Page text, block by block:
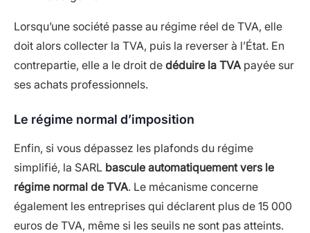
Lorsqu’une société passe au régime réel de TVA, elle
doit alors collecter la TVA, puis la reverser à l’État. En
contrepartie, elle a le droit de déduire la TVA payée sur
ses achats professionnels.
Le régime normal d’imposition
Enfin, si vous dépassez les plafonds du régime
simplifié, la SARL bascule automatiquement vers le
régime normal de TVA. Le mécanisme concerne
également les entreprises qui déclarent plus de 15 000
euros de TVA, même si les seuils ne sont pas atteints.